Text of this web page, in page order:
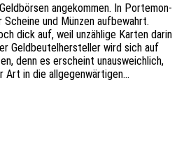
ange­kom­men. In Porte­mon­
und Münzen aufbe­wahrt.
dick auf, weil unzäh­li­ge Karten darin
Geld­beu­tel­her­stel­ler wird sich auf
denn es erscheint unaus­weich­lich,
Art in die allgegenwärtigen…